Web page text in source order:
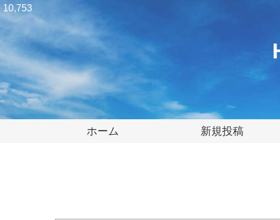
ホーム 新規投稿
10,753